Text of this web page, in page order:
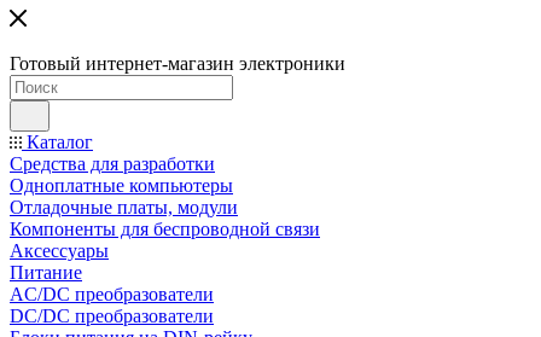
Готовый интернет-магазин электроники
Каталог
Средства для разработки
Одноплатные компьютеры
Отладочные платы, модули
Компоненты для беспроводной связи
Аксессуары
Питание
AC/DC преобразователи
DC/DC преобразователи